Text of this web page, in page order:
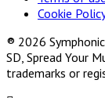
Cookie
® 2026
SD, Spread Your
trademarks or